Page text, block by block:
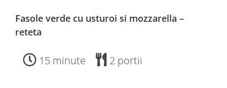
Fasole verde cu usturoi si mozzarella –
reteta
15 minute 2 portii